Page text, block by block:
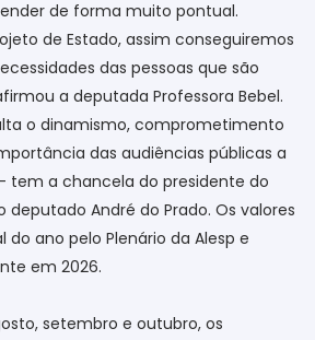
de forma muito pontual.
de Estado, assim conseguiremos
das pessoas que são
a deputada Professora Bebel.
o dinamismo, comprometimento
das audiências públicas a
tem a chancela do presidente do
deputado André do Prado. Os valores
ano pelo Plenário da Alesp e
em 2026.
setembro e outubro, os